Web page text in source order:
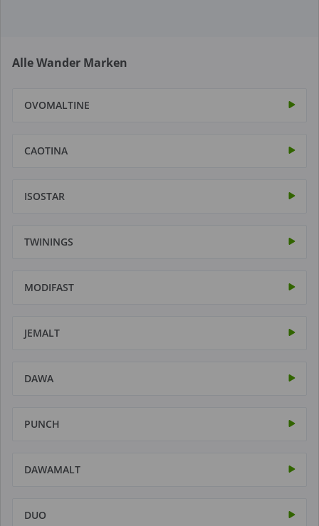
Alle Wander Marken
OVOMALTINE
CAOTINA
ISOSTAR
TWININGS
MODIFAST
JEMALT
DAWA
PUNCH
DAWAMALT
DUO